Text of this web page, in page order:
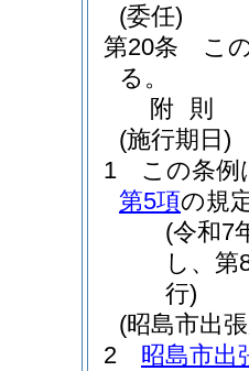
(委任)
第20条
こ
る。
附 則
(施行期日)
1
この条例
第5項の規
(令和7
し、
行)
(昭島市出
2
昭島市出